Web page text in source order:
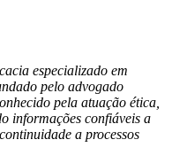
especializado em
pelo advogado
pela atuação ética,
informações confiáveis a
a processos